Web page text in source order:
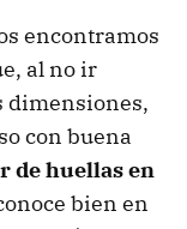
encontramos
al no ir
dimensiones,
con buena
de huellas en
bien en